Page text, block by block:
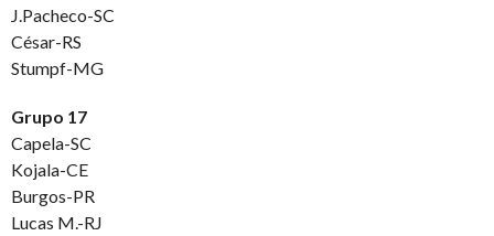
J.Pacheco-SC
César-RS
Stumpf-MG
Grupo 17
Capela-SC
Kojala-CE
Burgos-PR
Lucas M.-RJ